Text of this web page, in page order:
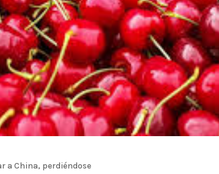
a China, perdiéndose